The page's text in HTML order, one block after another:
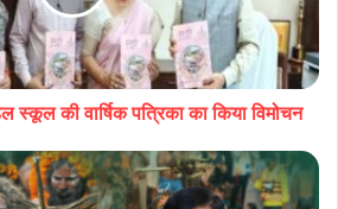
स्कूल की वार्षिक पत्रिका का किया विमोचन